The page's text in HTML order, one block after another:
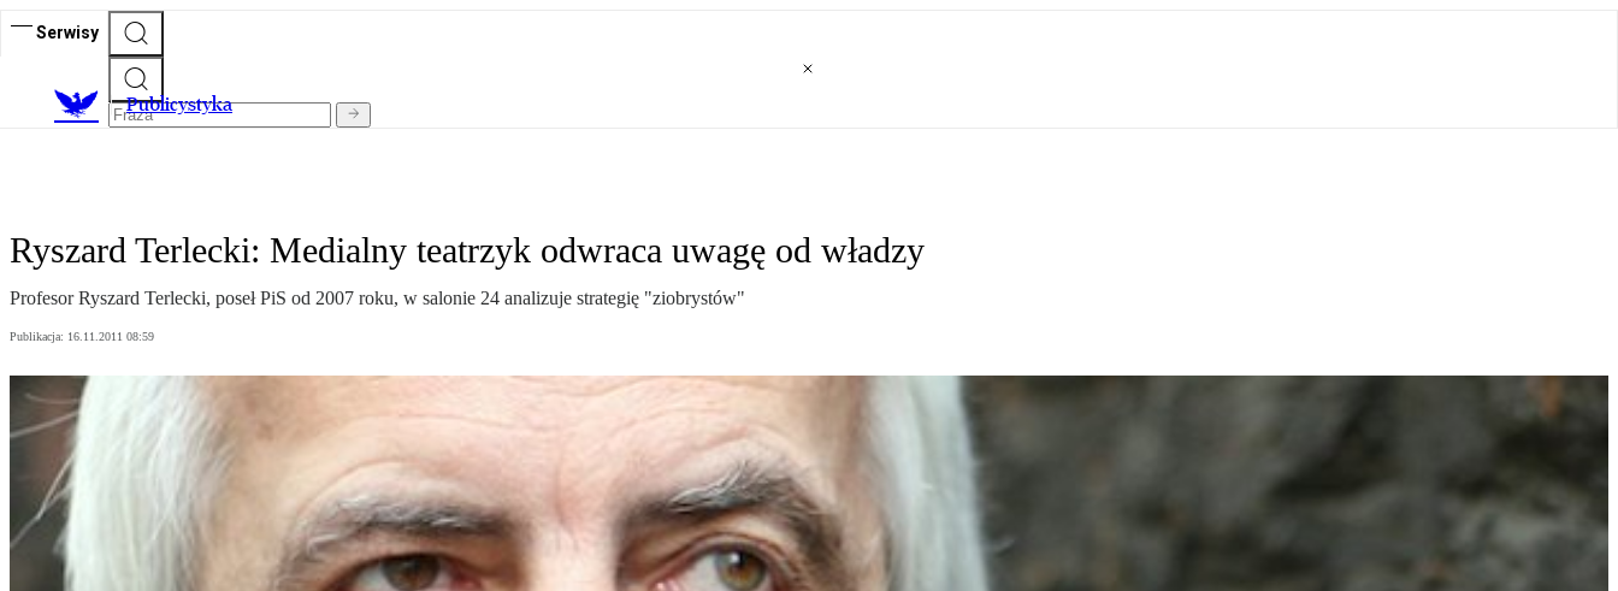
Serwisy
Publicystyka
Ryszard Terlecki: Medialny teatrzyk odwraca uwagę od władzy
Profesor Ryszard Terlecki, poseł PiS od 2007 roku, w salonie 24 analizuje strategię "ziobrystów"
Publikacja: 16.11.2011 08:59